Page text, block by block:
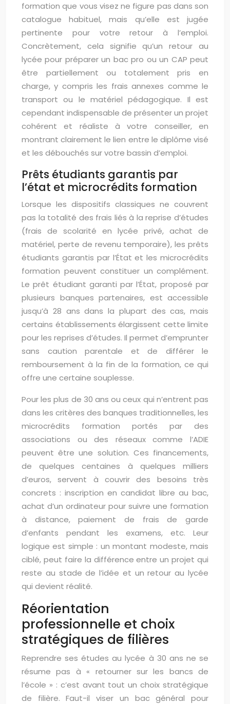
formation que vous visez ne figure pas dans son
catalogue habituel, mais qu’elle est jugée
pertinente pour votre retour à l’emploi.
Concrètement, cela signifie qu’un retour au
lycée pour préparer un bac pro ou un CAP peut
être partiellement ou totalement pris en
charge, y compris les frais annexes comme le
transport ou le matériel pédagogique. Il est
cependant indispensable de présenter un projet
cohérent et réaliste à votre conseiller, en
montrant clairement le lien entre le diplôme visé
et les débouchés sur votre bassin d’emploi.
Prêts étudiants garantis par
l’état et microcrédits formation
Lorsque les dispositifs classiques ne couvrent
pas la totalité des frais liés à la reprise d’études
(frais de scolarité en lycée privé, achat de
matériel, perte de revenu temporaire), les prêts
étudiants garantis par l’État et les microcrédits
formation peuvent constituer un complément.
Le prêt étudiant garanti par l’État, proposé par
plusieurs banques partenaires, est accessible
jusqu’à 28 ans dans la plupart des cas, mais
certains établissements élargissent cette limite
pour les reprises d’études. Il permet d’emprunter
sans caution parentale et de différer le
remboursement à la fin de la formation, ce qui
offre une certaine souplesse.
Pour les plus de 30 ans ou ceux qui n’entrent pas
dans les critères des banques traditionnelles, les
microcrédits formation portés par des
associations ou des réseaux comme l’ADIE
peuvent être une solution. Ces financements,
de quelques centaines à quelques milliers
d’euros, servent à couvrir des besoins très
concrets : inscription en candidat libre au bac,
achat d’un ordinateur pour suivre une formation
à distance, paiement de frais de garde
d’enfants pendant les examens, etc. Leur
logique est simple : un montant modeste, mais
ciblé, peut faire la différence entre un projet qui
reste au stade de l’idée et un retour au lycée
qui devient réalité.
Réorientation
professionnelle et choix
stratégiques de filières
Reprendre ses études au lycée à 30 ans ne se
résume pas à « retourner sur les bancs de
l’école » : c’est avant tout un choix stratégique
de filière. Faut-il viser un bac général pour